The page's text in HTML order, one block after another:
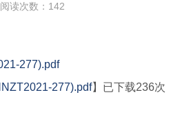
阅读次数： 142
277).pdf
277).pdf】已下载236次